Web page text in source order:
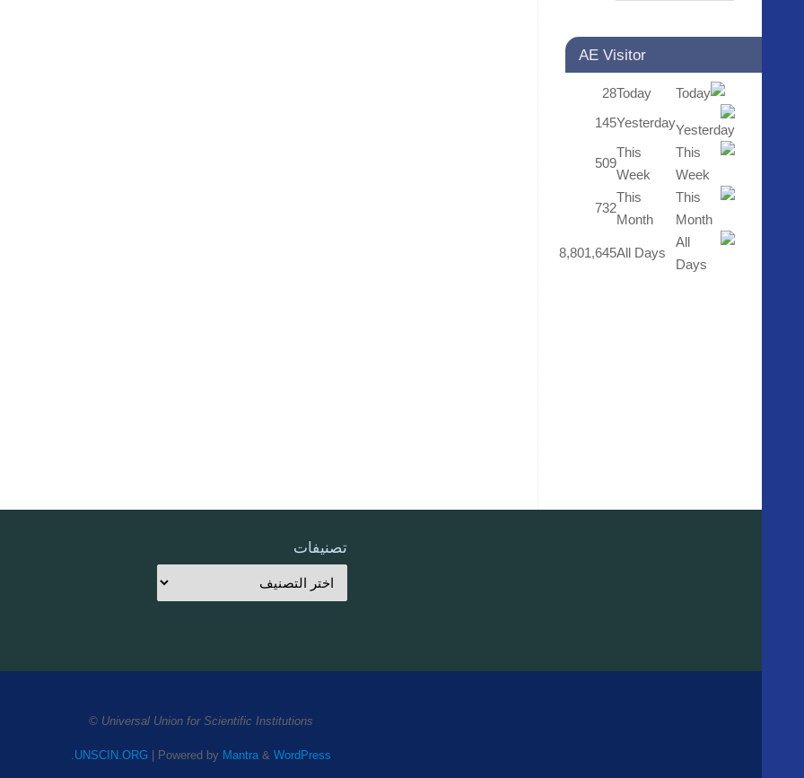
AE Visitor
Today
28
Yesterday
145
This
Week
509
This
Month
732
All Days
8,801,645
تصنيفات
Universal Union for Scientific Institutions ©
UNSCIN.ORG | Powered by Mantra & WordPress.